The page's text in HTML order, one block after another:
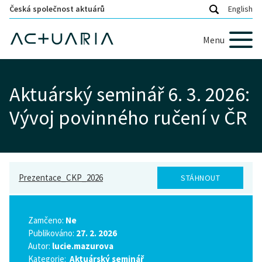
Česká společnost aktuárů English
Menu
Aktuárský seminář 6. 3. 2026:
Vývoj povinného ručení v ČR
Prezentace_CKP_2026 STÁHNOUT
Zamčeno: Ne
Publikováno: 27. 2. 2026
Autor: lucie.mazurova
Kategorie: Aktuárský seminář